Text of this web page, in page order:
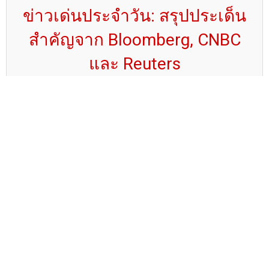
ข่าวเด่นประจำวัน: สรุปประเด็น
สำคัญจาก Bloomberg, CNBC
และ Reuters